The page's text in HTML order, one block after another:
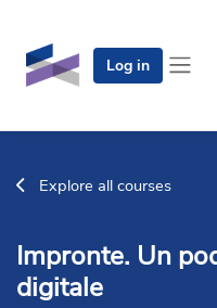
Log in
Explore all courses
Impronte. Un
digitale